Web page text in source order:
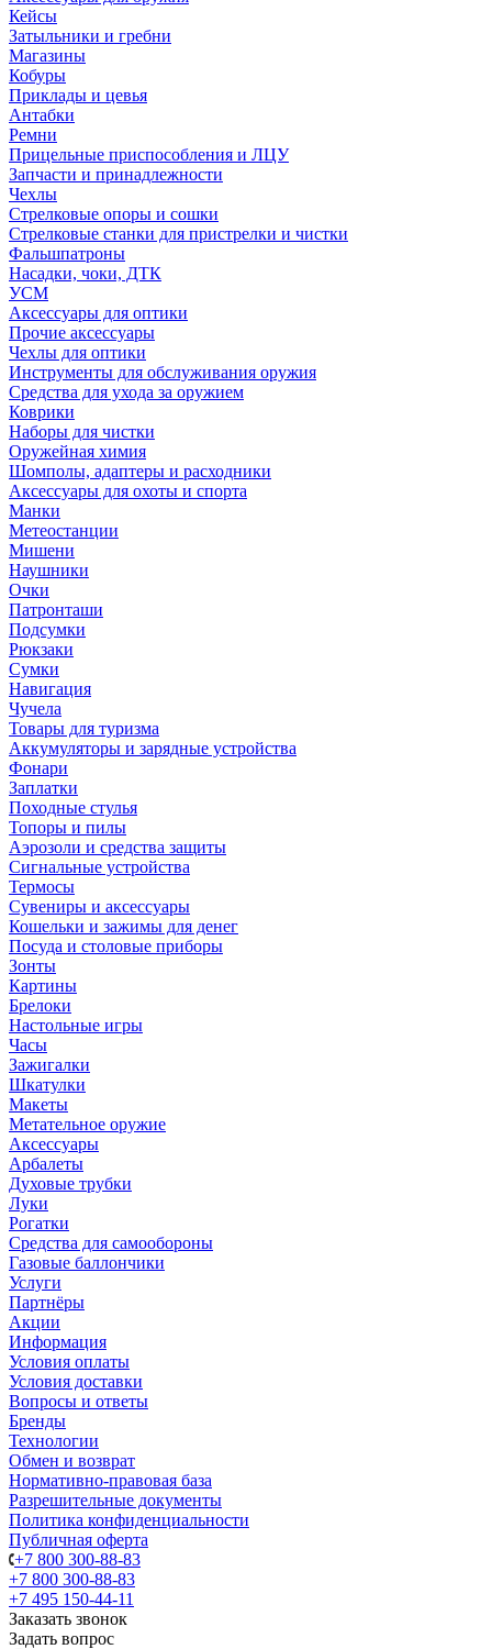
Кейсы
Затыльники и гребни
Магазины
Кобуры
Приклады и цевья
Антабки
Ремни
Прицельные приспособления и ЛЦУ
Запчасти и принадлежности
Чехлы
Стрелковые опоры и сошки
Стрелковые станки для пристрелки и чистки
Фальшпатроны
Насадки, чоки, ДТК
УСМ
Аксессуары для оптики
Прочие аксессуары
Чехлы для оптики
Инструменты для обслуживания оружия
Средства для ухода за оружием
Коврики
Наборы для чистки
Оружейная химия
Шомполы, адаптеры и расходники
Аксессуары для охоты и спорта
Манки
Метеостанции
Мишени
Наушники
Очки
Патронташи
Подсумки
Рюкзаки
Сумки
Навигация
Чучела
Товары для туризма
Аккумуляторы и зарядные устройства
Фонари
Заплатки
Походные стулья
Топоры и пилы
Аэрозоли и средства защиты
Сигнальные устройства
Термосы
Сувениры и аксессуары
Кошельки и зажимы для денег
Посуда и столовые приборы
Зонты
Картины
Брелоки
Настольные игры
Часы
Зажигалки
Шкатулки
Макеты
Метательное оружие
Аксессуары
Арбалеты
Духовые трубки
Луки
Рогатки
Средства для самообороны
Газовые баллончики
Услуги
Партнёры
Акции
Информация
Условия оплаты
Условия доставки
Вопросы и ответы
Бренды
Технологии
Обмен и возврат
Нормативно-правовая база
Разрешительные документы
Политика конфиденциальности
Публичная оферта
+7 800 300-88-83
+7 800 300-88-83
+7 495 150-44-11
Заказать звонок
Задать вопрос